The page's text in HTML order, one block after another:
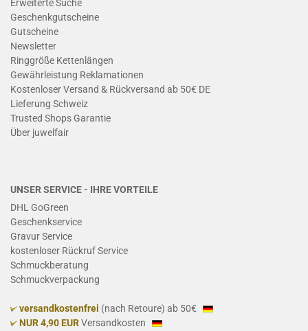
Erweiterte Suche
Geschenkgutscheine
Gutscheine
Newsletter
Ringgröße Kettenlängen
Gewährleistung Reklamationen
Kostenloser Versand & Rückversand ab 50€ DE
Lieferung Schweiz
Trusted Shops Garantie
Über juwelfair
UNSER SERVICE - IHRE VORTEILE
DHL GoGreen
Geschenkservice
Gravur Service
kostenloser Rückruf Service
Schmuckberatung
Schmuckverpackung
versandkostenfrei (nach Retoure) ab 50€
NUR 4,90 EURVersandkosten